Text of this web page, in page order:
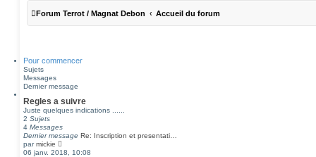
Forum Terrot / Magnat Debon Accueil du forum
Pour commencer
Sujets
Messages
Dernier message
Regles a suivre
Juste quelques indications ......
2 Sujets
4 Messages
Dernier message Re: Inscription et presentati…
parmickie
o
06 janv. 2018, 10:08